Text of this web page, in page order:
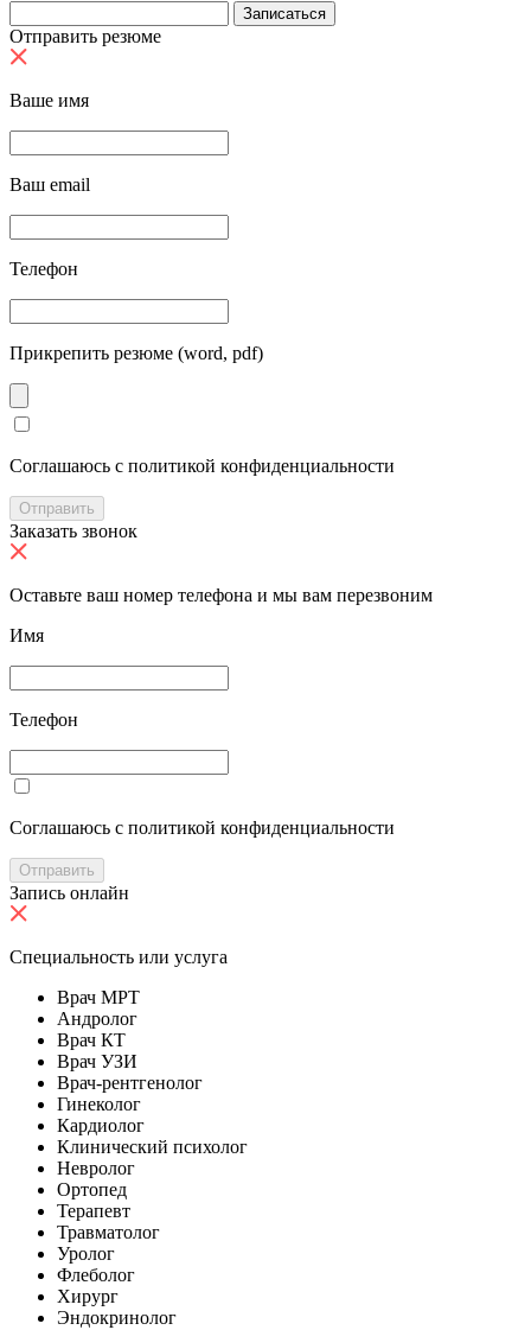
Отправить резюме
Ваше имя
Ваш email
Телефон
Прикрепить резюме (word, pdf)
Cоглашаюсь с политикой конфиденциальности
Отправить
Заказать звонок
Оставьте ваш номер телефона и мы вам перезвоним
Имя
Телефон
Cоглашаюсь с политикой конфиденциальности
Отправить
Запись онлайн
Специальность или услуга
Врач МРТ
Андролог
Врач КТ
Врач УЗИ
Врач-рентгенолог
Гинеколог
Кардиолог
Клинический психолог
Невролог
Ортопед
Терапевт
Травматолог
Уролог
Флеболог
Хирург
Эндокринолог